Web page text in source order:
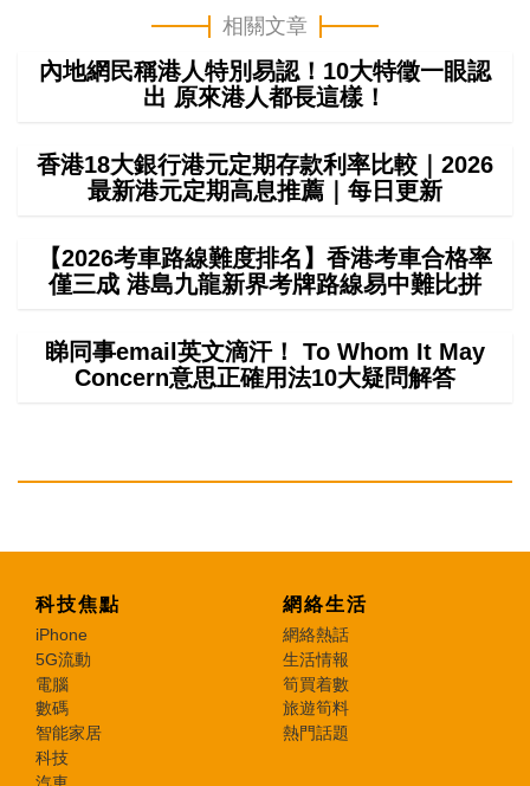
相關文章
內地網民稱港人特別易認！10大特徵一眼認
出 原來港人都長這樣！
香港18大銀行港元定期存款利率比較｜2026
最新港元定期高息推薦｜每日更新
【2026考車路線難度排名】香港考車合格率
僅三成 港島九龍新界考牌路線易中難比拼
睇同事email英文滴汗！ To Whom It May
Concern意思正確用法10大疑問解答
科技焦點
iPhone
5G流動
電腦
數碼
智能家居
科技
網絡生活
網絡熱話
生活情報
筍買着數
旅遊筍料
熱門話題